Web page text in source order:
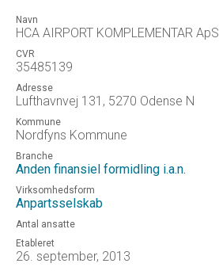
Navn
HCA AIRPORT KOMPLEMENTAR ApS
CVR
35485139
Adresse
Lufthavnvej 131, 5270 Odense N
Kommune
Nordfyns Kommune
Branche
Anden finansiel formidling i.a.n.
Virksomhedsform
Anpartsselskab
Antal ansatte
Etableret
26. september, 2013